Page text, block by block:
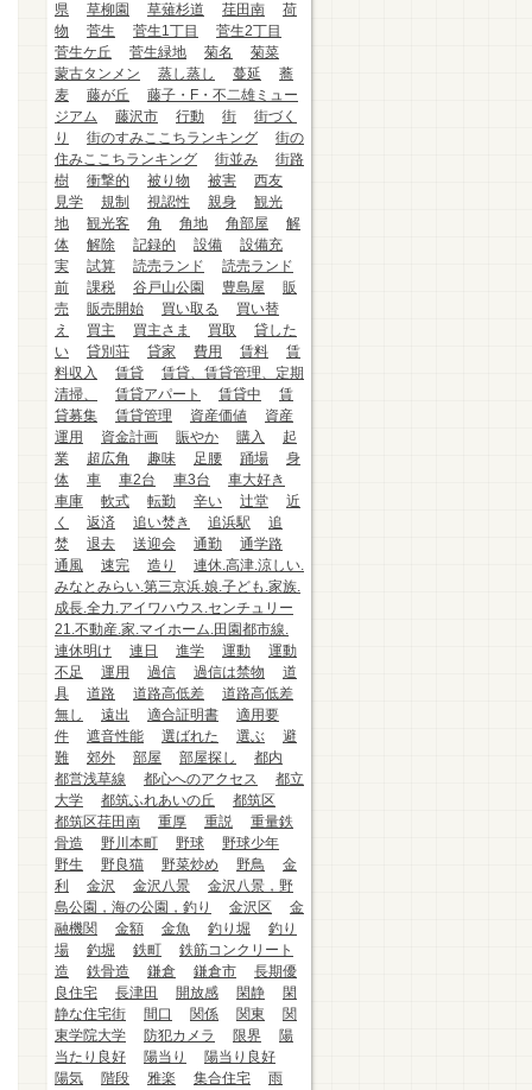
県
草柳園 草薙杉道 荏田南
荷
物
菅生 菅生1丁目
菅生2丁目
菅生ケ丘
菅生緑地 菊名
菊菜
蒙古タンメン
蒸し蒸し 蔓延
蕎
麦
藤が丘
藤子・F・不二雄ミュー
ジアム
藤沢市 行動 街
街づく
り
街のすみここちランキング
街の
住みここちランキング
街並み
街路
樹
衝撃的 被り物 被害
西友
見学
規制 視認性 親身
観光
地
観光客 角 角地 角部屋
解
体
解除 記録的 設備
設備充
実
試算 読売ランド
読売ランド
前
課税 谷戸山公園 豊島屋
販
売
販売開始 買い取る
買い替
え
買主 買主さま 買取
貸した
い
貸別荘 貸家 費用 賃料
賃
料収入
賃貸
賃貸、賃貸管理、定期
清掃、
賃貸アパート 賃貸中
賃
貸募集
賃貸管理 資産価値
資産
運用
資金計画 賑やか 購入
起
業
超広角 趣味 足腰 踊場
身
体
車 車2台 車3台
車大好き
車庫
軟式 転勤 辛い 辻堂
近
く
返済 追い焚き 追浜駅
追
焚
退去 送迎会 通勤
通学路
通風
速完 造り
連休.高津.涼しい.
みなとみらい.第三京浜.娘.子ども.家族.
成長.全力.アイワハウス.センチュリー
21.不動産.家.マイホーム.田園都市線.
連休明け
連日 進学 運動
運動
不足
運用 過信 過信は禁物
道
具
道路 道路高低差
道路高低差
無し
遠出 適合証明書
適用要
件
遮音性能 選ばれた 選ぶ
避
難
郊外 部屋 部屋探し
都内
都営浅草線
都心へのアクセス
都立
大学
都筑ふれあいの丘
都筑区
都筑区荏田南
重厚 重説
重量鉄
骨造
野川本町 野球
野球少年
野生
野良猫 野菜炒め 野鳥
金
利
金沢 金沢八景
金沢八景，野
島公園，海の公園，釣り
金沢区
金
融機関
金額 金魚 釣り堀
釣り
場
釣堀 鉄町
鉄筋コンクリート
造
鉄骨造 鎌倉 鎌倉市
長期優
良住宅
長津田 開放感 閑静
閑
静な住宅街
間口 関係 関東
関
東学院大学
防犯カメラ 限界
陽
当たり良好
陽当り
陽当り良好
陽気
階段 雅楽 集合住宅
雨